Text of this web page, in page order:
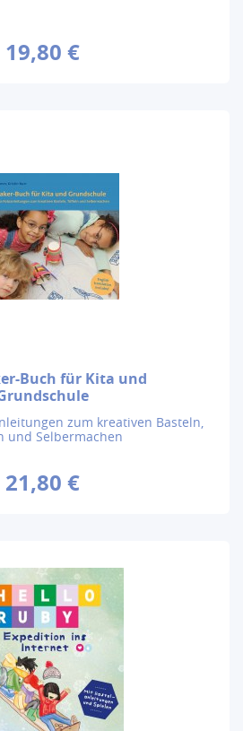
19,80 €
Buch für Kita und
zum kreativen Basteln,
und Selbermachen
21,80 €